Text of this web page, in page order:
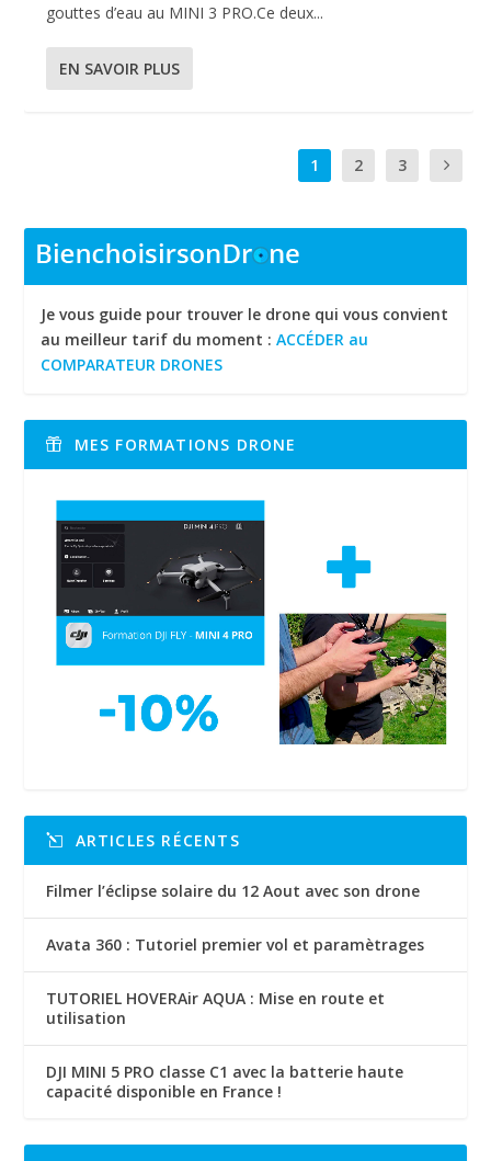
gouttes d’eau au MINI 3 PRO.Ce deux...
EN SAVOIR PLUS
1 2 3
Je vous guide pour trouver le drone qui vous convient
au meilleur tarif du moment :ACCÉDER au
COMPARATEUR DRONES
MES FORMATIONS DRONE
ARTICLES RÉCENTS
Filmer l’éclipse solaire du 12 Aout avec son drone
Avata 360 : Tutoriel premier vol et paramètrages
TUTORIEL HOVERAir AQUA : Mise en route et
utilisation
DJI MINI 5 PRO classe C1 avec la batterie haute
capacité disponible en France !